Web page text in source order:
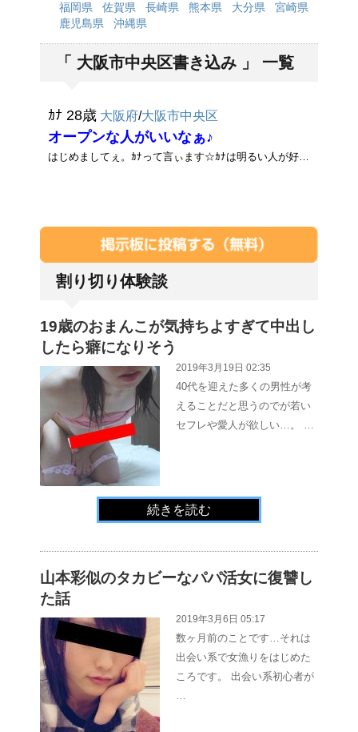
福岡県 佐賀県 長崎県 熊本県 大分県
宮崎県
鹿児島県
沖縄県
「 大阪市中央区書き込み 」 一覧
ｶﾅ 28歳 大阪府/大阪市中央区
オープンな人がいいなぁ♪
はじめましてぇ。ｶﾅって言ぃます☆ｶﾅは明るい人が好きで、ｴｯﾁなこと言ってくる男の人が好きです。ｶﾅも下ネタとか言うし･･･そうゅ･･･
割り切り体験談
19歳のおまんこが気持ちよすぎて中出し
したら癖になりそう
2019年3月19日 02:35
40代を迎えた多くの男性が考
えることだと思うのでが若い
セフレや愛人が欲しい…。 …
続きを読む
山本彩似のタカビーなパパ活女に復讐し
た話
2019年3月6日 05:17
数ヶ月前のことです…それは
出会い系で女漁りをはじめた
ころです。 出会い系初心者が